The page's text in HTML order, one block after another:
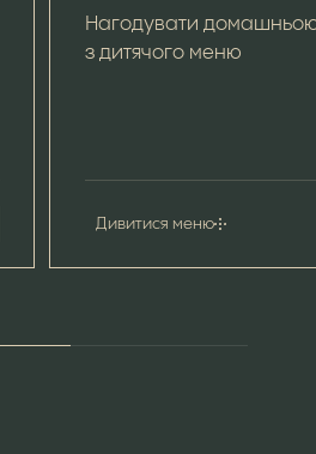
Нагодувати
з дитячого меню
Дивитися меню